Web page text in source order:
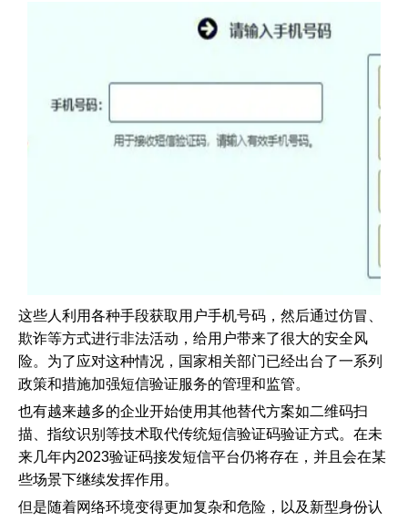
这些人利用各种手段获取用户手机号码，然后通过仿冒、
欺诈等方式进行非法活动，给用户带来了很大的安全风
险。为了应对这种情况，国家相关部门已经出台了一系列
政策和措施加强短信验证服务的管理和监管。
也有越来越多的企业开始使用其他替代方案如二维码扫
描、指纹识别等技术取代传统短信验证码验证方式。在未
来几年内2023验证码接发短信平台仍将存在，并且会在某
些场景下继续发挥作用。
但是随着网络环境变得更加复杂和危险，以及新型身份认